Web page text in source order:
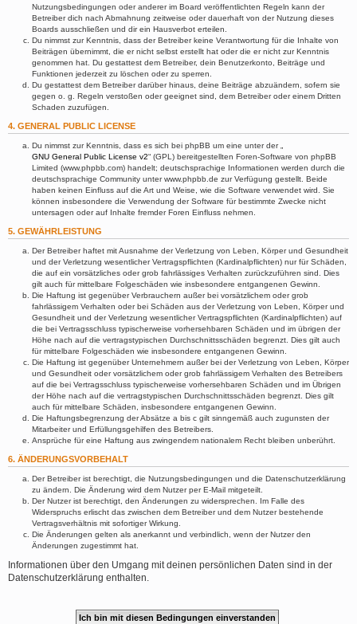
Nutzungsbedingungen oder anderer im Board veröffentlichten Regeln kann der
Betreiber dich nach Abmahnung zeitweise oder dauerhaft von der Nutzung dieses
Boards ausschließen und dir ein Hausverbot erteilen.
Du nimmst zur Kenntnis, dass der Betreiber keine Verantwortung für die Inhalte von
Beiträgen übernimmt, die er nicht selbst erstellt hat oder die er nicht zur Kenntnis
genommen hat. Du gestattest dem Betreiber, dein Benutzerkonto, Beiträge und
Funktionen jederzeit zu löschen oder zu sperren.
Du gestattest dem Betreiber darüber hinaus, deine Beiträge abzuändern, sofern sie
gegen o. g. Regeln verstoßen oder geeignet sind, dem Betreiber oder einem Dritten
Schaden zuzufügen.
4. GENERAL PUBLIC LICENSE
Du nimmst zur Kenntnis, dass es sich bei phpBB um eine unter der „
GNU General Public License v2“ (GPL) bereitgestellten Foren-Software von phpBB
Limited (www.phpbb.com) handelt; deutschsprachige Informationen werden durch die
deutschsprachige Community unter www.phpbb.de zur Verfügung gestellt. Beide
haben keinen Einfluss auf die Art und Weise, wie die Software verwendet wird. Sie
können insbesondere die Verwendung der Software für bestimmte Zwecke nicht
untersagen oder auf Inhalte fremder Foren Einfluss nehmen.
5. GEWÄHRLEISTUNG
Der Betreiber haftet mit Ausnahme der Verletzung von Leben, Körper und Gesundheit
und der Verletzung wesentlicher Vertragspflichten (Kardinalpflichten) nur für Schäden,
die auf ein vorsätzliches oder grob fahrlässiges Verhalten zurückzuführen sind. Dies
gilt auch für mittelbare Folgeschäden wie insbesondere entgangenen Gewinn.
Die Haftung ist gegenüber Verbrauchern außer bei vorsätzlichem oder grob
fahrlässigem Verhalten oder bei Schäden aus der Verletzung von Leben, Körper und
Gesundheit und der Verletzung wesentlicher Vertragspflichten (Kardinalpflichten) auf
die bei Vertragsschluss typischerweise vorhersehbaren Schäden und im übrigen der
Höhe nach auf die vertragstypischen Durchschnittsschäden begrenzt. Dies gilt auch
für mittelbare Folgeschäden wie insbesondere entgangenen Gewinn.
Die Haftung ist gegenüber Unternehmern außer bei der Verletzung von Leben, Körper
und Gesundheit oder vorsätzlichem oder grob fahrlässigem Verhalten des Betreibers
auf die bei Vertragsschluss typischerweise vorhersehbaren Schäden und im Übrigen
der Höhe nach auf die vertragstypischen Durchschnittsschäden begrenzt. Dies gilt
auch für mittelbare Schäden, insbesondere entgangenen Gewinn.
Die Haftungsbegrenzung der Absätze a bis c gilt sinngemäß auch zugunsten der
Mitarbeiter und Erfüllungsgehilfen des Betreibers.
Ansprüche für eine Haftung aus zwingendem nationalem Recht bleiben unberührt.
6. ÄNDERUNGSVORBEHALT
Der Betreiber ist berechtigt, die Nutzungsbedingungen und die Datenschutzerklärung
zu ändern. Die Änderung wird dem Nutzer per E-Mail mitgeteilt.
Der Nutzer ist berechtigt, den Änderungen zu widersprechen. Im Falle des
Widerspruchs erlischt das zwischen dem Betreiber und dem Nutzer bestehende
Vertragsverhältnis mit sofortiger Wirkung.
Die Änderungen gelten als anerkannt und verbindlich, wenn der Nutzer den
Änderungen zugestimmt hat.
Informationen über den Umgang mit deinen persönlichen Daten sind in der
Datenschutzerklärung enthalten.